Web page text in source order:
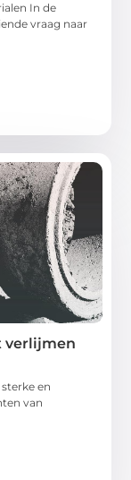
In de
vraag naar
verlijmen
en
van